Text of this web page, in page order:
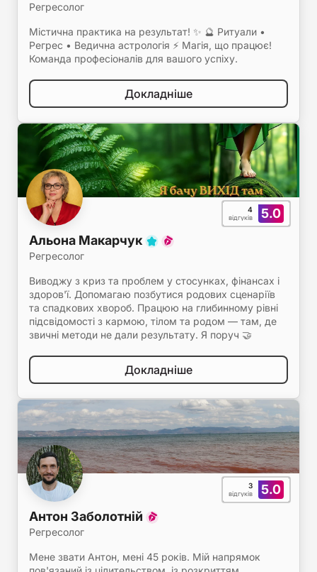
Регресолог
Містична практика на результат! ✨ 🔮 Ритуали •
Регрес • Ведична астрологія ⚡ Магія, що працює!
Команда професіоналів для вашого успіху.
Докладніше
5.0
4
відгуків
Альона Макарчук
Регресолог
Виводжу з криз та проблем у стосунках, фінансах і
здоров'ї. Допомагаю позбутися родових сценаріїв
та спадкових хвороб. Працюю на глибинному рівні
підсвідомості з кармою, тілом та родом — там, де
звичні методи не дали результату. Я поруч 🤝
Докладніше
5.0
3
відгуків
Антон Заболотній
Регресолог
Мене звати Антон, мені 45 років. Мій напрямок